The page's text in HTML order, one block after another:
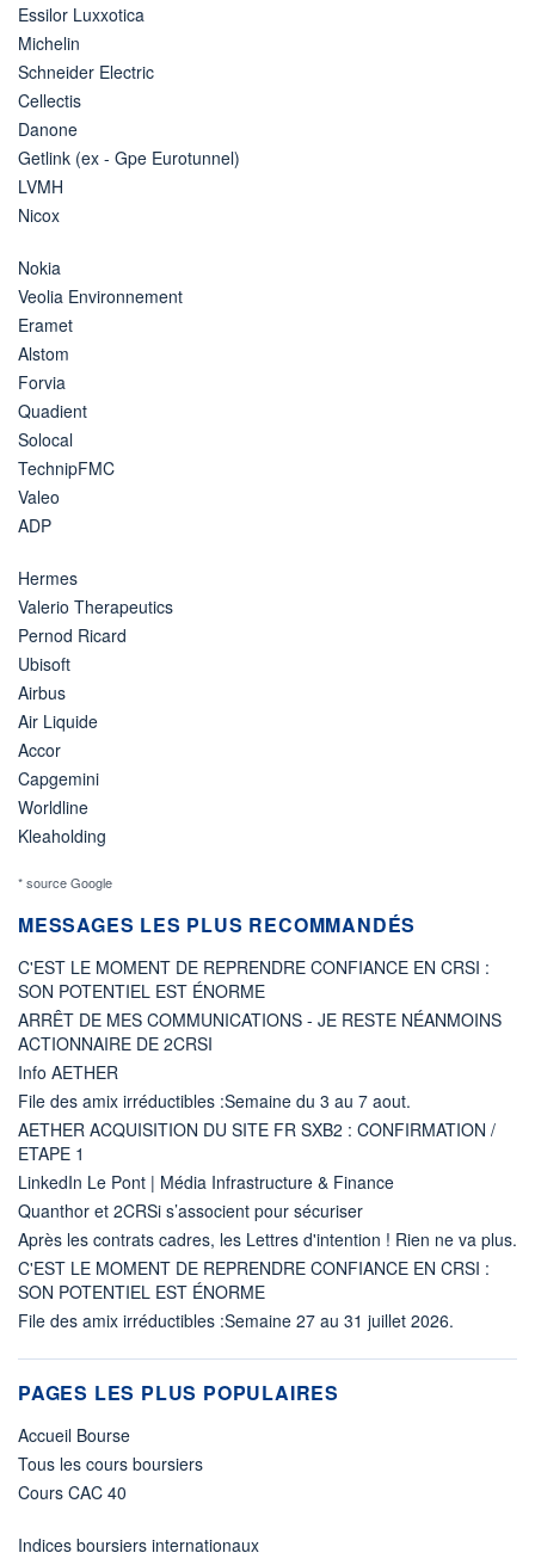
Essilor Luxxotica
Michelin
Schneider Electric
Cellectis
Danone
Getlink (ex - Gpe Eurotunnel)
LVMH
Nicox
Nokia
Veolia Environnement
Eramet
Alstom
Forvia
Quadient
Solocal
TechnipFMC
Valeo
ADP
Hermes
Valerio Therapeutics
Pernod Ricard
Ubisoft
Airbus
Air Liquide
Accor
Capgemini
Worldline
Kleaholding
* source Google
MESSAGES LES PLUS RECOMMANDÉS
C'EST LE MOMENT DE REPRENDRE CONFIANCE EN CRSI :
SON POTENTIEL EST ÉNORME
ARRÊT DE MES COMMUNICATIONS - JE RESTE NÉANMOINS
ACTIONNAIRE DE 2CRSI
Info AETHER
File des amix irréductibles :Semaine du 3 au 7 aout.
AETHER ACQUISITION DU SITE FR SXB2 : CONFIRMATION /
ETAPE 1
LinkedIn Le Pont | Média Infrastructure & Finance
Quanthor et 2CRSi s’associent pour sécuriser
Après les contrats cadres, les Lettres d'intention ! Rien ne va plus.
C'EST LE MOMENT DE REPRENDRE CONFIANCE EN CRSI :
SON POTENTIEL EST ÉNORME
File des amix irréductibles :Semaine 27 au 31 juillet 2026.
PAGES LES PLUS POPULAIRES
Accueil Bourse
Tous les cours boursiers
Cours CAC 40
Indices boursiers internationaux